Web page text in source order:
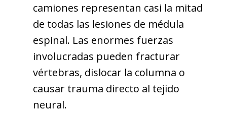
camiones representan casi la mitad
de todas las lesiones de médula
espinal. Las enormes fuerzas
involucradas pueden fracturar
vértebras, dislocar la columna o
causar trauma directo al tejido
neural.